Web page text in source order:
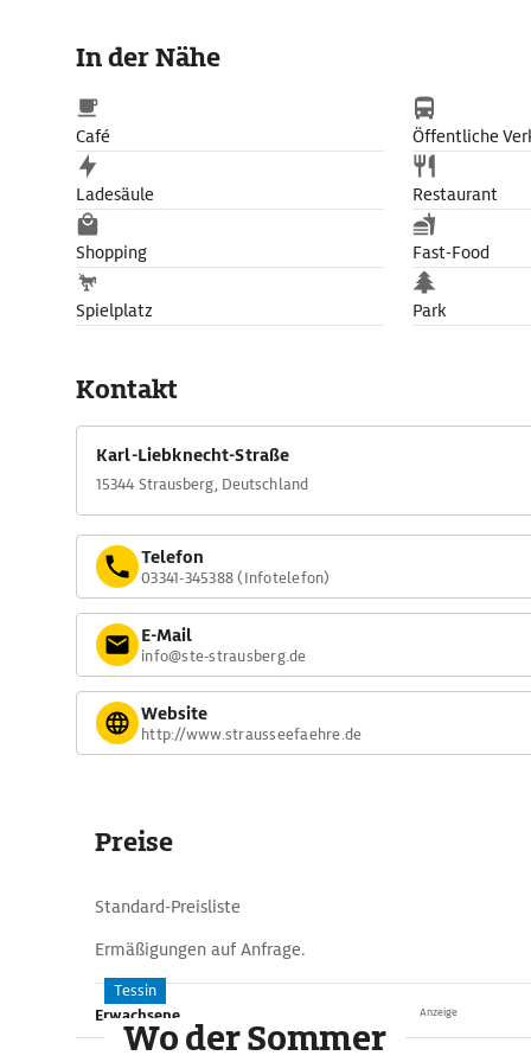
In der Nähe
Café Öffentliche
Ladesäule Restaurant
Shopping Fast-Food
Spielplatz Park
Kontakt
Karl-Liebknecht-Straße
15344 Strausberg, Deutschland
Telefon
03341-345388 (Infotelefon)
E-Mail
info@ste-strausberg.de
Website
http://www.strausseefaehre.de
Preise
Standard-Preisliste
Ermäßigungen auf Anfrage.
Erwachsene Anzeige
Tessin
Wo der Sommer